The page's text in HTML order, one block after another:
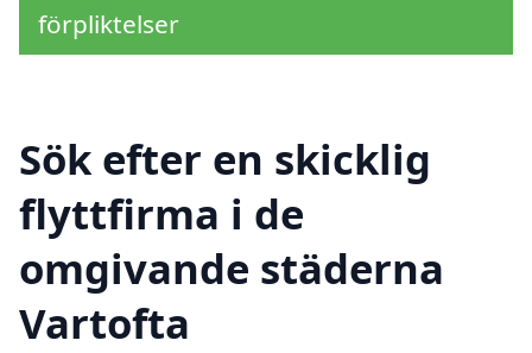
förpliktelser
Sök efter en skicklig
flyttfirma i de
omgivande städerna
Vartofta